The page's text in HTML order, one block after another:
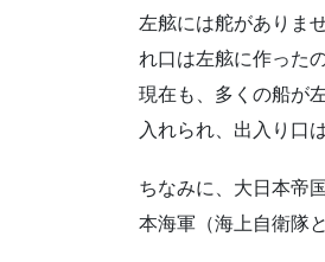
左舷には舵がありま
れ口は左舷に作った
現在も、多くの船が
入れられ、出入り口
ちなみに、大日本帝
本海軍（海上自衛隊